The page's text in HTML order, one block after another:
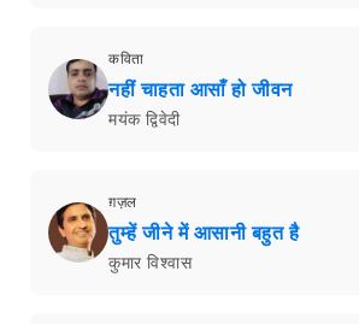
कविता
नहीं चाहता आसाँ हो जीवन
मयंक द्विवेदी
ग़ज़ल
तुम्हें जीने में आसानी बहुत है
कुमार विश्वास